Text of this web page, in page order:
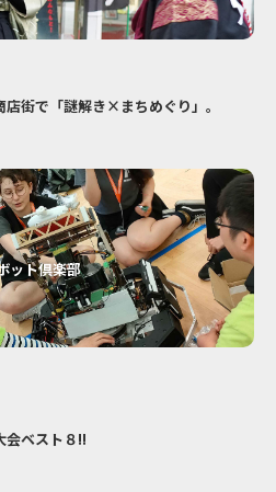
街で「謎解き×まちめぐり」。
ット倶楽部
会ベスト８!!